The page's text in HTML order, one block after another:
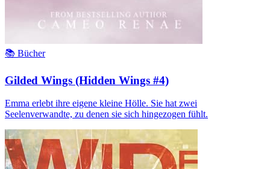
📚 Bücher
Gilded Wings (Hidden Wings #4)
Emma erlebt ihre eigene kleine Hölle. Sie hat zwei
Seelenverwandte, zu denen sie sich hingezogen fühlt.